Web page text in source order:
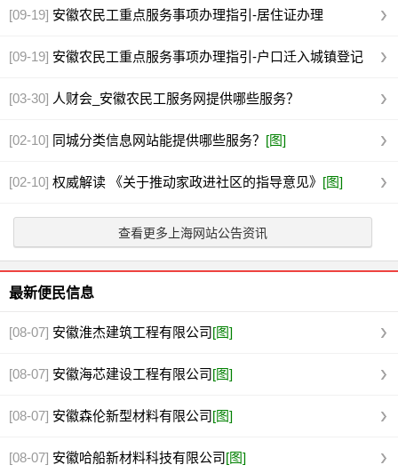
[09-19] 安徽农民工重点服务事项办理指引-居住证办理
[09-19] 安徽农民工重点服务事项办理指引-户口迁入城镇登记
办理
[03-30] 人财会_安徽农民工服务网提供哪些服务？
[02-10] 同城分类信息网站能提供哪些服务？ [图]
[02-10] 权威解读 《关于推动家政进社区的指导意见》 [图]
查看更多上海网站公告资讯
最新便民信息
[08-07] 安徽淮杰建筑工程有限公司[图]
[08-07] 安徽海芯建设工程有限公司[图]
[08-07] 安徽森伦新型材料有限公司[图]
[08-07] 安徽哈船新材料科技有限公司[图]